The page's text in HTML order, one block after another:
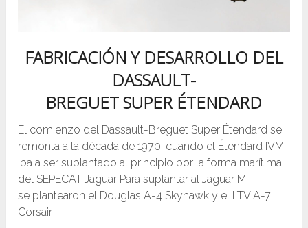
FABRICACIÓN Y DESARROLLO DEL
DASSAULT-
BREGUET SUPER ÉTENDARD
El comienzo del Dassault-Breguet Super Étendard se
remonta a la década de 1970, cuando el Étendard IVM
iba a ser suplantado al principio por la forma marítima
del SEPECAT Jaguar Para suplantar al Jaguar M,
se plantearon el Douglas A-4 Skyhawk y el LTV A-7
Corsair II .